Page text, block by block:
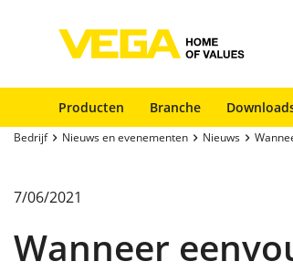
Producten Branche
Bedrijf Nieuws en evenementen Nieuws
7/06/2021
Wanneer